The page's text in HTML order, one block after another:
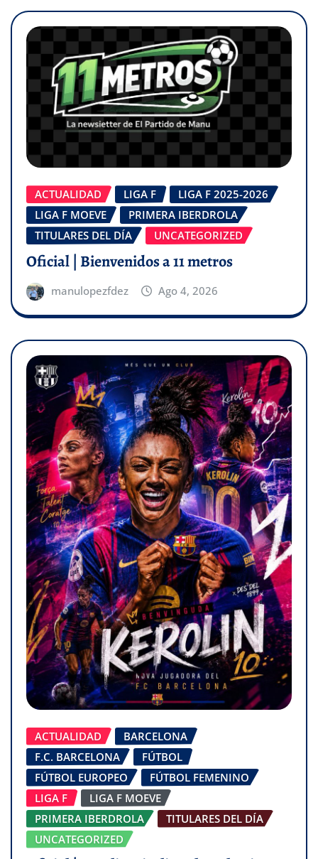
ACTUALIDAD LIGA F
LIGA F 2025-2026
LIGA F MOEVE
PRIMERA IBERDROLA
TITULARES DEL DÍA
UNCATEGORIZED
Oficial | Bienvenidos a 11 metros
manulopezfdez Ago 4, 2026
ACTUALIDAD
BARCELONA
F.C. BARCELONA
FÚTBOL
FÚTBOL EUROPEO
FÚTBOL FEMENINO
LIGA F
LIGA F MOEVE
PRIMERA IBERDROLA
TITULARES DEL DÍA
UNCATEGORIZED